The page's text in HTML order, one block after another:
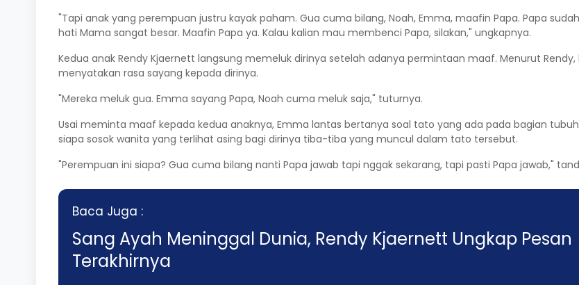
"Tapi anak yang perempuan justru kayak paham. Gua cuma bilang, Noah, Emma, maafin Papa. Papa
hati Mama sangat besar. Maafin Papa ya. Kalau kalian mau membenci Papa, silakan," ungkapnya.
Kedua anak Rendy Kjaernett langsung memeluk dirinya setelah adanya permintaan maaf. Menurut
menyatakan rasa sayang kepada dirinya.
"Mereka meluk gua. Emma sayang Papa, Noah cuma meluk saja," tuturnya.
Usai meminta maaf kepada kedua anaknya, Emma lantas bertanya soal tato yang ada pada bagian
siapa sosok wanita yang terlihat asing bagi dirinya tiba-tiba yang muncul dalam tato tersebut.
"Perempuan ini siapa? Gua cuma bilang nanti Papa jawab tapi nggak sekarang, tapi pasti Papa jawab,"
Baca Juga :
Sang Ayah Meninggal Dunia, Rendy Kjaernett Ungkap Pesan
Terakhirnya